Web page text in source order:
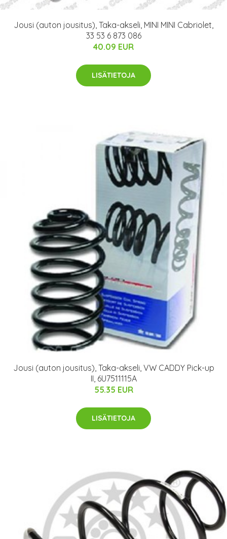
Jousi (auton jousitus), Taka-akseli, MINI MINI Cabriolet,
33 53 6 873 086
40.09 EUR
LISÄTIETOJA
Jousi (auton jousitus), Taka-akseli, VW CADDY Pick-up
II, 6U7511115A
55.35 EUR
LISÄTIETOJA